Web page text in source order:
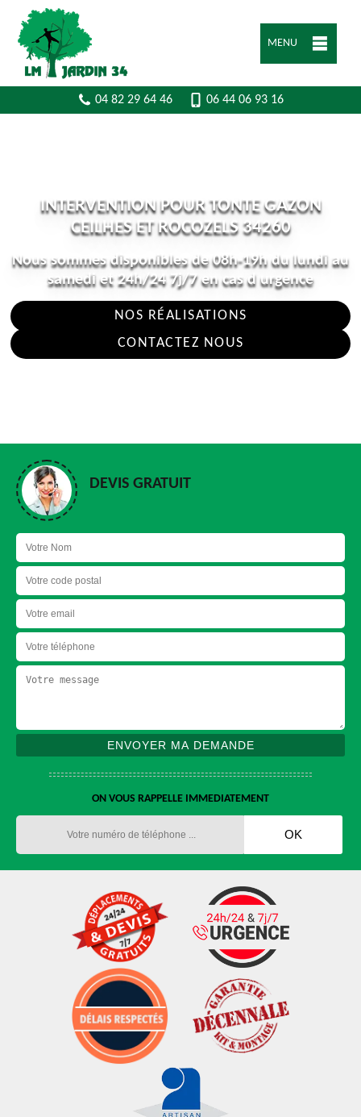
MENU
04 82 29 64 46 06 44 06 93 16
INTERVENTION POUR TONTE GAZON
CEILHES ET ROCOZELS 34260
Nous sommes disponibles de 08h-19h du lundi au
samedi et 24h/24 7j/7 en cas d urgence
NOS RÉALISATIONS
CONTACTEZ NOUS
DEVIS GRATUIT
ON VOUS RAPPELLE IMMEDIATEMENT